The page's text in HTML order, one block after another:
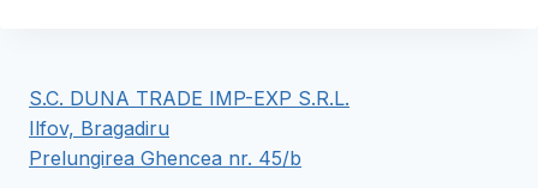
variații.
Opțiunile
pot
variații.
pot
S.C. DUNA TRADE IMP-EXP S.R.L.
Ilfov, Bragadiru
Prelungirea Ghencea nr. 45/b